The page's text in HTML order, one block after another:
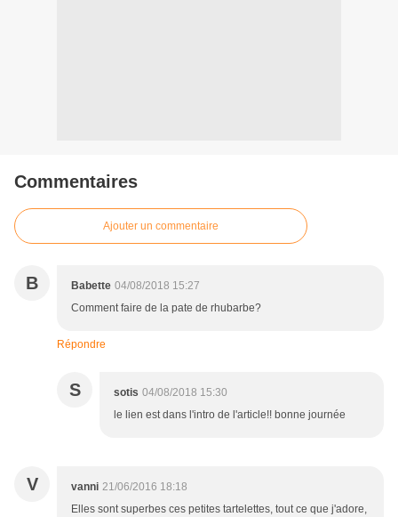
Commentaires
Ajouter un commentaire
B Babette 04/08/2018 15:27
Comment faire de la pate de rhubarbe?
Répondre
S sotis 04/08/2018 15:30
le lien est dans l'intro de l'article!! bonne journée
V vanni 21/06/2016 18:18
Elles sont superbes ces petites tartelettes, tout ce que j'adore,